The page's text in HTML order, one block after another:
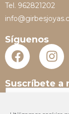
Tel. 962821202
Síguenos
Suscríbete a
N
m